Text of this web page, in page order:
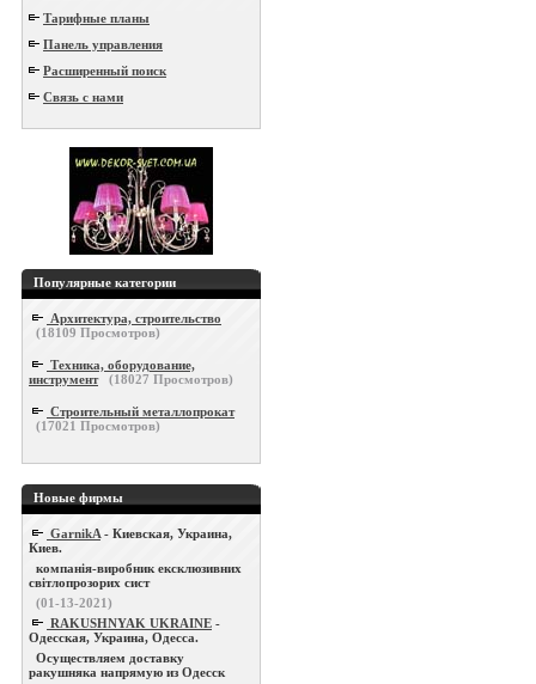
Тарифные планы
Панель управления
Расширенный поиск
Связь с нами
Популярные категории
Архитектура, строительство
(18109 Просмотров)
Техника, оборудование,
инструмент
(18027 Просмотров)
Строительный металлопрокат
(17021 Просмотров)
Новые фирмы
GarnikA - Киевская, Украина,
Киев.
компанія-виробник ексклюзивних
світлопрозорих сист
(01-13-2021)
RAKUSHNYAK UKRAINE -
Одесская, Украина, Одесса.
Осуществляем доставку
ракушняка напрямую из Одесск